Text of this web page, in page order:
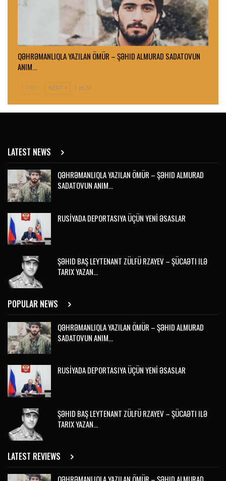
QƏHRƏMANLIQLA YAZILAN ÖMÜR – ŞƏHID ALMURAD SADATOVUN
ANIM…
PREV NEXT 1 of 51
LATEST NEWS
QƏHRƏMANLIQLA YAZILAN ÖMÜR – ŞƏHID ALMURAD
SADATOVUN ANIM…
RUSİYADA DEPORTASIYA ÜÇÜN YENİ ƏSASLAR
ŞƏHID BAŞ LEYTENANT ZÜLFÜ RZAYEV – ŞÜCAƏTI ILƏ
TARIX YAZAN…
POPULAR NEWS
QƏHRƏMANLIQLA YAZILAN ÖMÜR – ŞƏHID ALMURAD
SADATOVUN ANIM…
RUSİYADA DEPORTASIYA ÜÇÜN YENİ ƏSASLAR
ŞƏHID BAŞ LEYTENANT ZÜLFÜ RZAYEV – ŞÜCAƏTI ILƏ
TARIX YAZAN…
LATEST REVIEWS